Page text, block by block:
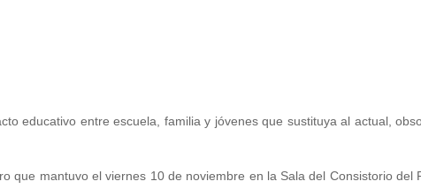
educativo entre escuela, familia y jóvenes que sustituya al actual,
que mantuvo el viernes 10 de noviembre en la Sala del Consistorio